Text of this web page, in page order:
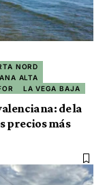
NORD
ALTA
LA VEGA BAJA
de la
precios más